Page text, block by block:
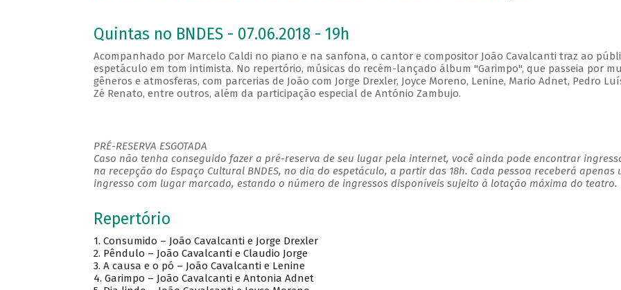
Quintas no BNDES - 07.06.2018 - 19h
Acompanhado por Marcelo Caldi no piano e na sanfona, o cantor e compositor João Cavalcanti traz ao
espetáculo em tom intimista. No repertório, músicas do recém-lançado álbum "Garimpo", que passeia por
gêneros e atmosferas, com parcerias de João com Jorge Drexler, Joyce Moreno, Lenine, Mario Adnet, Pedro
Zé Renato, entre outros, além da participação especial de António Zambujo.
PRÉ-RESERVA ESGOTADA
Caso não tenha conseguido fazer a pré-reserva de seu lugar pela internet, você ainda pode encontrar
na recepção do Espaço Cultural BNDES, no dia do espetáculo, a partir das 18h. Cada pessoa receberá apenas
ingresso com lugar marcado, estando o número de ingressos disponíveis sujeito à lotação máxima do teatro.
Repertório
1. Consumido – João Cavalcanti e Jorge Drexler
2. Pêndulo – João Cavalcanti e Claudio Jorge
3. A causa e o pó – João Cavalcanti e Lenine
4. Garimpo – João Cavalcanti e Antonia Adnet